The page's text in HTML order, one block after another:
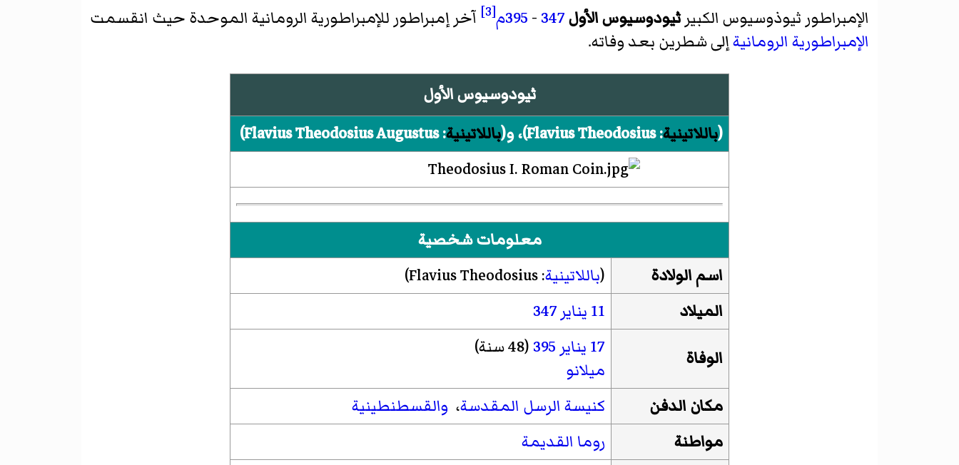
الإمبراطور ثيوذوسيوس الكبيرثيودوسيوس الأول347
- 395م [3]
آخر إمبراطور للإمبراطورية الرومانية الموحدة حيث انقسمت
الإمبراطورية الرومانيةإلى شطرين بعد وفاته.
ثيودوسيوس الأول
(باللاتينية:
Flavius Theodosius)‏، و(باللاتينية:
Flavius Theodosius Augustus
)‏
معلومات شخصية
اسم الولادة
(باللاتينية:
Flavius Theodosius
)‏
الميلاد
11 يناير
347
الوفاة
17 يناير 395 (48 سنة)
ميلانو
مكان الدفن
كنيسة الرسل المقدسة، والقسطنطينية
مواطنة
روما القديمة